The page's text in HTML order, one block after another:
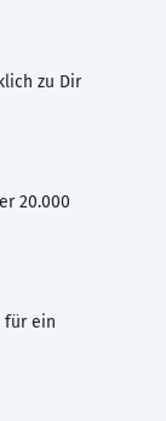
zu Dir
20.000
für ein